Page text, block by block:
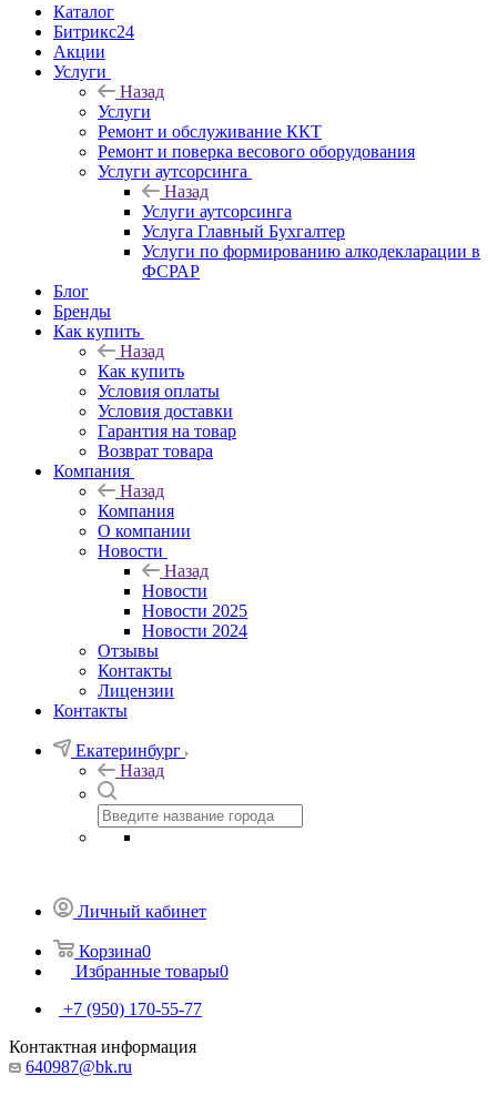
Каталог
Битрикс24
Акции
Услуги
Назад
Услуги
Ремонт и обслуживание ККТ
Ремонт и поверка весового оборудования
Услуги аутсорсинга
Назад
Услуги аутсорсинга
Услуга Главный Бухгалтер
Услуги по формированию алкодекларации в
ФСРАР
Блог
Бренды
Как купить
Назад
Как купить
Условия оплаты
Условия доставки
Гарантия на товар
Возврат товара
Компания
Назад
Компания
О компании
Новости
Назад
Новости
Новости 2025
Новости 2024
Отзывы
Контакты
Лицензии
Контакты
Екатеринбург
Назад
Личный кабинет
Корзина0
Избранные товары0
+7 (950) 170-55-77
Контактная информация
640987@bk.ru